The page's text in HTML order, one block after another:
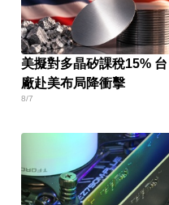
美擬對多晶矽課稅15% 台
廠赴美布局降衝擊
8/7